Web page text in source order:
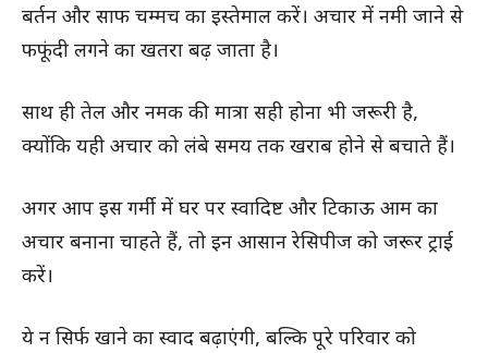
बर्तन और साफ चम्मच का इस्तेमाल करें। अचार में नमी जाने से
फफूंदी लगने का खतरा बढ़ जाता है।
साथ ही तेल और नमक की मात्रा सही होना भी जरूरी है,
क्योंकि यही अचार को लंबे समय तक खराब होने से बचाते हैं।
अगर आप इस गर्मी में घर पर स्वादिष्ट और टिकाऊ आम का
अचार बनाना चाहते हैं, तो इन आसान रेसिपीज को जरूर ट्राई
करें।
ये न सिर्फ खाने का स्वाद बढ़ाएंगी, बल्कि पूरे परिवार को